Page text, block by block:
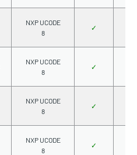
NXP UCODE
8
✓
NXP UCODE
8
✓
NXP UCODE
8
✓
NXP UCODE
8
✓